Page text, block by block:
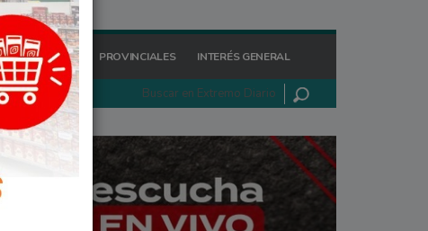
REGIONALES PROVINCIALES INTERÉS GENERAL